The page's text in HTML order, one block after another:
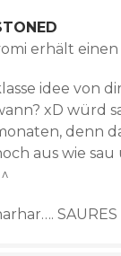
erhält
idee von
xD würd
denn
aus wie
SAURES